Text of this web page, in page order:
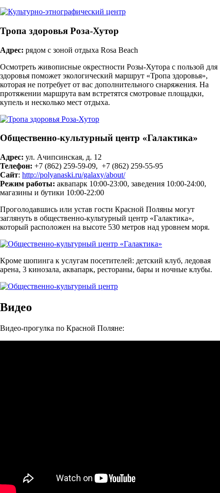
Тропа здоровья Роза-Хутор
Адрес: рядом с зоной отдыха Rosa Beach
Осмотреть живописные окрестности Розы-Хутора с пользой для
здоровья поможет экологический маршрут «Тропа здоровья»,
которая не потребует от вас дополнительного снаряжения. На
протяжении маршрута вам встретятся смотровые площадки,
купель и несколько мест отдыха.
Общественно-культурный центр «Галактика»
Адрес: ул. Ачипсинская, д. 12
Телефон: +7 (862) 259-59-09, +7 (862) 259-55-95
Сайт: http://polyanaski.ru/galaxy/about/
Режим работы: аквапарк 10:00-23:00, заведения 10:00-24:00,
магазины и бутики 10:00-22:00
Проголодавшись или устав гости Красной Поляны могут
заглянуть в общественно-культурный центр «Галактика»,
который расположен на высоте 530 метров над уровнем моря.
Кроме шопинга к услугам посетителей: детский клуб, ледовая
арена, 3 кинозала, аквапарк, рестораны, бары и ночные клубы.
Видео
Видео-прогулка по Красной Поляне: